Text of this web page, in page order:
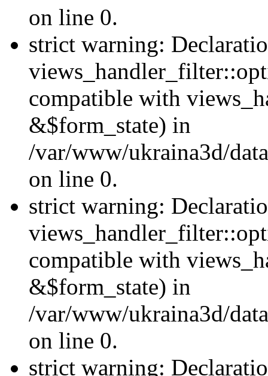
on line 0.
strict warning:
compatible with
&$form_state) in
/var/www/ukraina3d/
on line 0.
strict warning:
compatible with
&$form_state) in
/var/www/ukraina3d/
on line 0.
strict warning: